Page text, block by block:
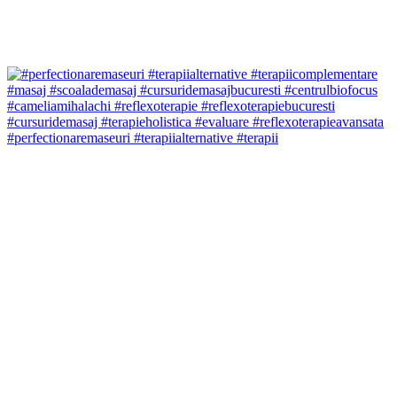
#perfectionaremaseuri #terapiialternative #terapii